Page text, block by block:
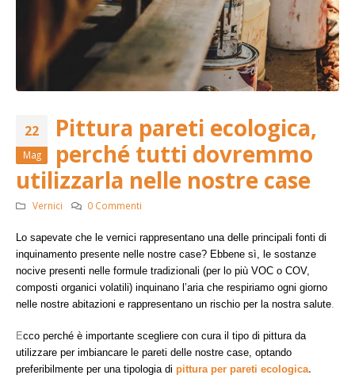
22
Mag
Pittura pareti ecologica,
perché tutti dovremmo
utilizzarla nelle nostre case
Vernici 0 Commenti
Lo sapevate che le vernici rappresentano una delle principali fonti di
inquinamento presente nelle nostre case? Ebbene sì, le sostanze
nocive presenti nelle formule tradizionali (per lo più VOC o COV,
composti organici volatili) inquinano l’aria che respiriamo ogni giorno
nelle nostre abitazioni e rappresentano un rischio per la nostra salute
Ecco perché è importante scegliere con cura il tipo di pittura da
utilizzare per imbiancare le pareti delle nostre case, optando
preferibilmente per una tipologia di pittura per pareti ecologica.